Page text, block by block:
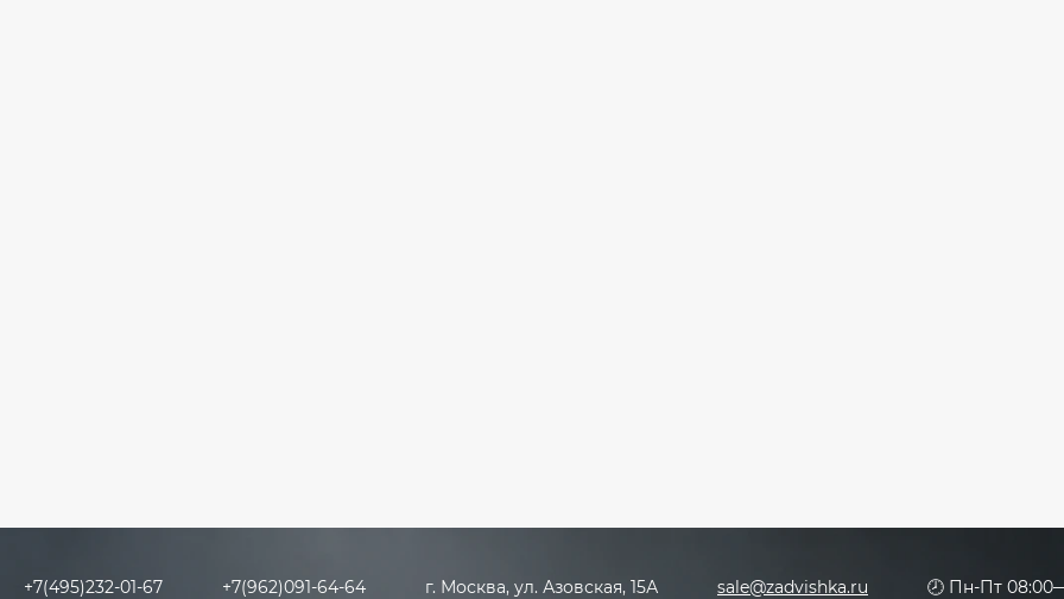
+7(495)232-01-67 +7(962)091-64-64 г. Москва, ул. Азовская, 15А sale@zadvishka.ru 🕗 Пн-Пт